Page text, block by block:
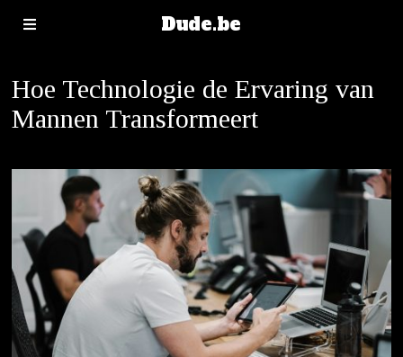
Dude.be
Hoe Technologie de Ervaring van
Mannen Transformeert